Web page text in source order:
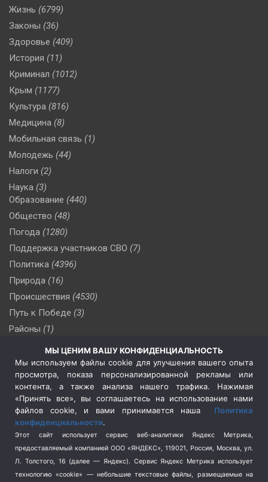
Жизнь (6799)
Законы (36)
Здоровье (409)
История (11)
Криминал (1012)
Крым (1177)
Культура (816)
Медицина (8)
Мобильная связь (1)
Молодежь (44)
Налоги (2)
Наука (3)
Образование (440)
Общество (48)
Погода (1280)
Поддержка участников СВО (7)
Политика (4396)
Природа (16)
Происшествия (4530)
Путь к Победе (3)
Районы (1)
(510)
Сельское хозяйство (3)
Социальная политика
(3)
Спецоперация в Украине
Спецоперация на Украине
(404)
Спорт (740)
Терроризм (1)
Транспорт (262)
МЫ ЦЕНИМ ВАШУ КОНФИДЕНЦИАЛЬНОСТЬ
Мы используем файлы cookie для улучшения вашего опыта
просмотра, показа персонализированной рекламы или
контента, а также анализа нашего трафика. Нажимая
«Принять все», вы соглашаетесь на использование нами
файлов cookie, и вами принимается наша Политика
конфиденциальности.
Этот сайт использует сервис веб-аналитики Яндекс Метрика,
предоставляемый компанией ООО «ЯНДЕКС», 119021, Россия, Москва, ул.
Л. Толстого, 16 (далее — Яндекс). Сервис Яндекс Метрика использует
технологию «cookie» — небольшие текстовые файлы, размещаемые на